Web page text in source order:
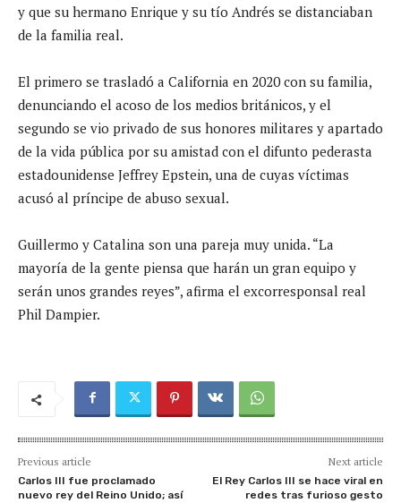
y que su hermano Enrique y su tío Andrés se distanciaban
de la familia real.
El primero se trasladó a California en 2020 con su familia,
denunciando el acoso de los medios británicos, y el
segundo se vio privado de sus honores militares y apartado
de la vida pública por su amistad con el difunto pederasta
estadounidense Jeffrey Epstein, una de cuyas víctimas
acusó al príncipe de abuso sexual.
Guillermo y Catalina son una pareja muy unida. “La
mayoría de la gente piensa que harán un gran equipo y
serán unos grandes reyes”, afirma el excorresponsal real
Phil Dampier.
Previous article
Carlos III fue proclamado
nuevo rey del Reino Unido; así
Next article
El Rey Carlos III se hace viral en
redes tras furioso gesto